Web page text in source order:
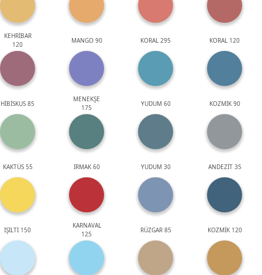
KEHRİBAR
120
MANGO 90 KORAL 295 KORAL 120
HİBİSKUS 85
MENEKŞE
175
YUDUM 60 KOZMİK 90
KAKTÜS 55 IRMAK 60 YUDUM 30 ANDEZİT 35
IŞILTI 150
KARNAVAL
125
RÜZGAR 85 KOZMİK 120